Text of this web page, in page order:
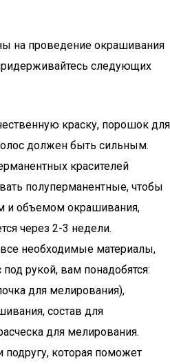
на проведение окрашивания
следующих
краску, порошок для
должен быть сильным.
красителей
полуперманентные, чтобы
и объемом окрашивания,
через 2-3 недели.
все необходимые материалы,
рукой, вам понадобятся:
для мелирования),
состав для
для мелирования.
которая поможет